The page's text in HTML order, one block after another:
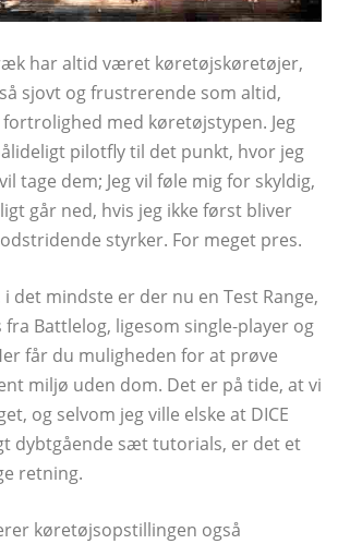
har altid været køretøjskøretøjer,
sjovt og frustrerende som altid,
med køretøjstypen. Jeg
pilotfly til det punkt, hvor jeg
tage dem; Jeg vil føle mig for skyldig,
går ned, hvis jeg ikke først bliver
styrker. For meget pres.
i det mindste er der nu en Test Range,
fra Battlelog, ligesom single-player og
får du muligheden for at prøve
miljø uden dom. Det er på tide, at vi
og selvom jeg ville elske at DICE
dybtgående sæt tutorials, er det et
retning.
køretøjsopstillingen også